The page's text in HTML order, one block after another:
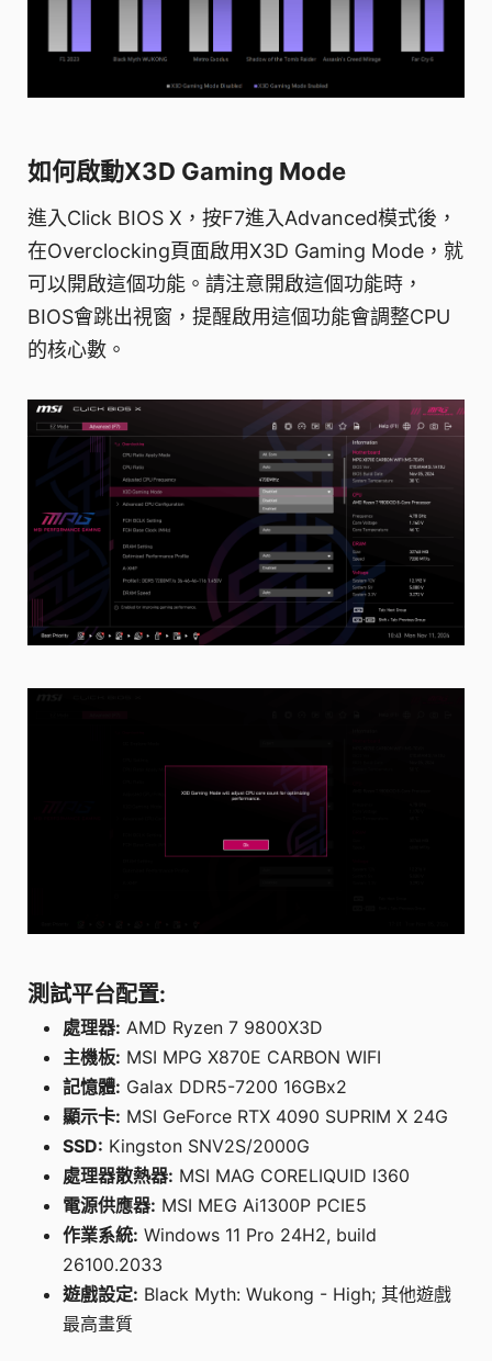
如何啟動X3D Gaming Mode
進入Click BIOS X，按F7進入Advanced模式後，
在Overclocking頁面啟用X3D Gaming Mode，就
可以開啟這個功能。請注意開啟這個功能時，
BIOS會跳出視窗，提醒啟用這個功能會調整CPU
的核心數。
測試平台配置:
處理器: AMD Ryzen 7 9800X3D
主機板: MSI MPG X870E CARBON WIFI
記憶體: Galax DDR5-7200 16GBx2
顯示卡: MSI GeForce RTX 4090 SUPRIM X 24G
SSD: Kingston SNV2S/2000G
處理器散熱器: MSI MAG CORELIQUID I360
電源供應器: MSI MEG Ai1300P PCIE5
作業系統: Windows 11 Pro 24H2, build
26100.2033
遊戲設定: Black Myth: Wukong - High; 其他遊戲
最高畫質